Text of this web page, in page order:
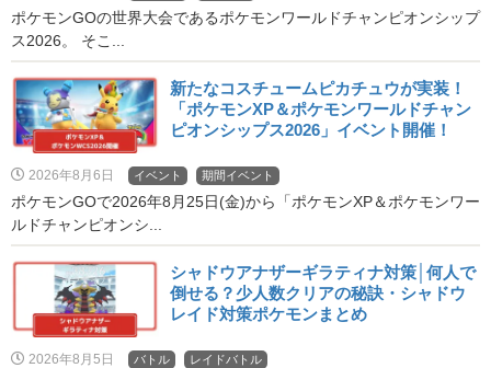
ポケモンGOの世界大会であるポケモンワールドチャンピオンシップ
ス2026。 そこ...
新たなコスチュームピカチュウが実装！
「ポケモンXP＆ポケモンワールドチャン
ピオンシップス2026」イベント開催！
2026年8月6日 イベント 期間イベント
ポケモンGOで2026年8月25日(金)から「ポケモンXP＆ポケモンワー
ルドチャンピオンシ...
シャドウアナザーギラティナ対策│何人で
倒せる？少人数クリアの秘訣・シャドウ
レイド対策ポケモンまとめ
2026年8月5日 バトル レイドバトル